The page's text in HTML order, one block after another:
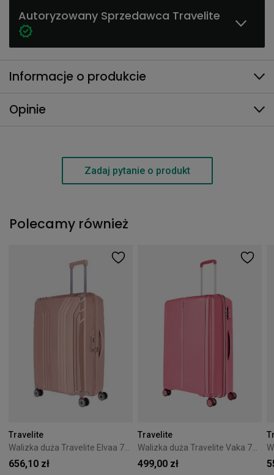
Autoryzowany Sprzedawca Travelite
Informacje o produkcie
Opinie
Zadaj pytanie o produkt
Polecamy również
Travelite
656,10 zł
Travelite
499,00 zł